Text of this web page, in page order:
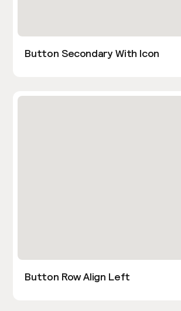
Button Secondary With Icon
Button Row Align Left